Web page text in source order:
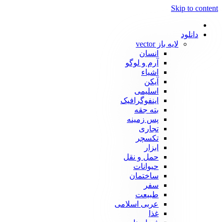
Skip to content
دانلود
لایه باز vector
انسان
آرم و لوگو
اشیاء
آیکن
اسلیمی
اینفوگرافیک
بته جقه
پس زمینه
تجاری
تکسچر
ابزار
حمل و نقل
حیوانات
ساختمان
سفر
طبیعت
عربی اسلامی
غذا